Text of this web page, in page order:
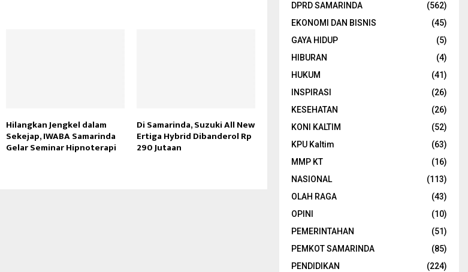
Hilangkan Jengkel dalam
Sekejap, IWABA Samarinda
Gelar Seminar Hipnoterapi
Di Samarinda, Suzuki All New
Ertiga Hybrid Dibanderol Rp
290 Jutaan
DPRD SAMARINDA
(562)
EKONOMI DAN BISNIS
(45)
GAYA HIDUP
(5)
HIBURAN
(4)
HUKUM
(41)
INSPIRASI
(26)
KESEHATAN
(26)
KONI KALTIM
(52)
KPU Kaltim
(63)
MMP KT
(16)
NASIONAL
(113)
OLAH RAGA
(43)
OPINI
(10)
PEMERINTAHAN
(51)
PEMKOT SAMARINDA
(85)
PENDIDIKAN
(224)